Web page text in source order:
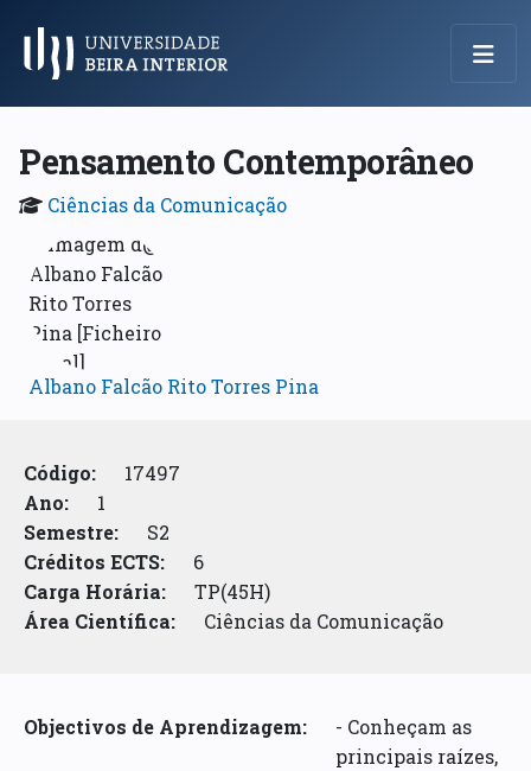
Menu Principal
Pensamento Contemporâneo
Ciências da Comunicação
Albano Falcão Rito Torres Pina
Código:
17497
Ano:
1
Semestre:
S2
Créditos ECTS:
6
Carga Horária:
TP(45H)
Área Científica:
Ciências da Comunicação
Objectivos de Aprendizagem:
- Conheçam as
principais raízes,